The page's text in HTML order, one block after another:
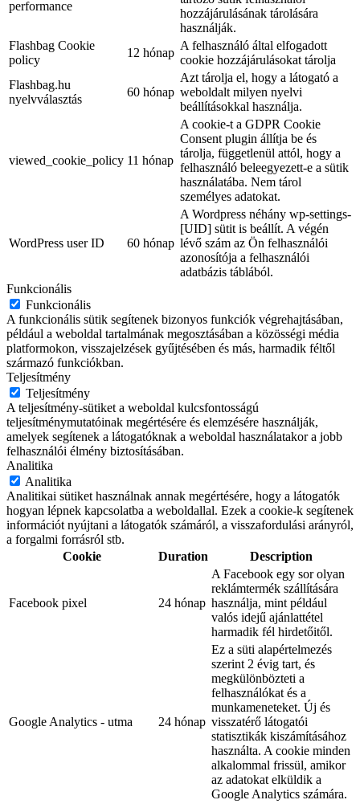
performance
hozzájárulásának tárolására
használják.
Flashbag Cookie
policy
12 hónap
A felhasználó által elfogadott
cookie hozzájárulásokat tárolja
Flashbag.hu
nyelvválasztás
60 hónap
Azt tárolja el, hogy a látogató a
weboldalt milyen nyelvi
beállításokkal használja.
viewed_cookie_policy 11 hónap
A cookie-t a GDPR Cookie
Consent plugin állítja be és
tárolja, függetlenül attól, hogy a
felhasználó beleegyezett-e a sütik
használatába. Nem tárol
személyes adatokat.
WordPress user ID 60 hónap
A Wordpress néhány wp-settings-
[UID] sütit is beállít. A végén
lévő szám az Ön felhasználói
azonosítója a felhasználói
adatbázis táblából.
Funkcionális
Funkcionális
A funkcionális sütik segítenek bizonyos funkciók végrehajtásában,
például a weboldal tartalmának megosztásában a közösségi média
platformokon, visszajelzések gyűjtésében és más, harmadik féltől
származó funkciókban.
Teljesítmény
Teljesítmény
A teljesítmény-sütiket a weboldal kulcsfontosságú
teljesítménymutatóinak megértésére és elemzésére használják,
amelyek segítenek a látogatóknak a weboldal használatakor a jobb
felhasználói élmény biztosításában.
Analitika
Analitika
Analitikai sütiket használnak annak megértésére, hogy a látogatók
hogyan lépnek kapcsolatba a weboldallal. Ezek a cookie-k segítenek
információt nyújtani a látogatók számáról, a visszafordulási arányról,
a forgalmi forrásról stb.
Cookie
Duration Description
Facebook pixel 24 hónap
A Facebook egy sor olyan
reklámtermék szállítására
használja, mint például
valós idejű ajánlattétel
harmadik fél hirdetőitől.
Google Analytics - utma 24 hónap
Ez a süti alapértelmezés
szerint 2 évig tart, és
megkülönbözteti a
felhasználókat és a
munkameneteket. Új és
visszatérő látogatói
statisztikák kiszámításához
használta. A cookie minden
alkalommal frissül, amikor
az adatokat elküldik a
Google Analytics számára.